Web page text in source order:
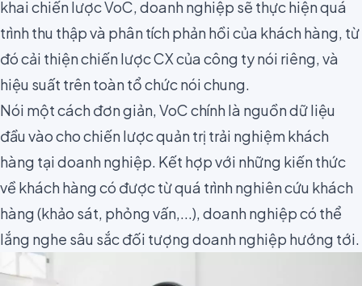
khai chiến lược VoC, doanh nghiệp sẽ thực hiện quá
trình thu thập và phân tích phản hồi của khách hàng, từ
đó cải thiện chiến lược CX của công ty nói riêng, và
hiệu suất trên toàn tổ chức nói chung.
Nói một cách đơn giản, VoC chính là nguồn dữ liệu
đầu vào cho chiến lược quản trị trải nghiệm khách
hàng tại doanh nghiệp. Kết hợp với những kiến thức
về khách hàng có được từ quá trình nghiên cứu khách
hàng (khảo sát, phỏng vấn,...), doanh nghiệp có thể
lắng nghe sâu sắc đối tượng doanh nghiệp hướng tới.